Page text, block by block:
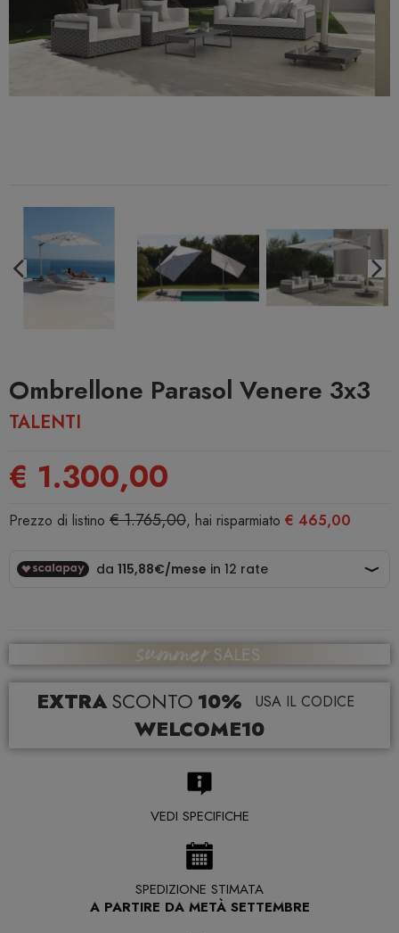
Ombrellone Parasol Venere 3x3
TALENTI
€ 1.300,00
Prezzo di listino € 1.765,00, hai risparmiato € 465,00
EXTRA SCONTO 10% USA IL CODICE
WELCOME10
VEDI SPECIFICHE
SPEDIZIONE STIMATA
A PARTIRE DA METÀ SETTEMBRE